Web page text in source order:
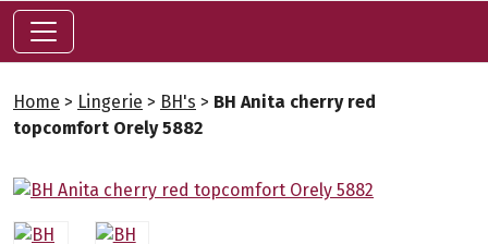
Home > Lingerie > BH's > BH Anita cherry red
topcomfort Orely 5882